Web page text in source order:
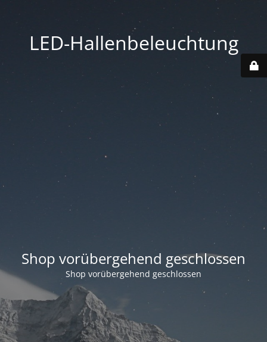
LED-Hallenbeleuchtung
Shop vorübergehend geschlossen
Shop vorübergehend geschlossen